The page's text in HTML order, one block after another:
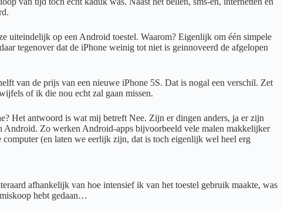
uiteindelijk op een Android toestel. Waarom? Eigenlijk om één simpele
tegenover dat de iPhone weinig tot niet is geinnoveerd de afgelopen
van de prijs van een nieuwe iPhone 5S. Dat is nogal een verschil. Zet
of ik die nou echt zal gaan missen.
Het antwoord is wat mij betreft Nee. Zijn er dingen anders, ja er zijn
Android. Zo werken Android-apps bijvoorbeeld vele malen makkelijker
(en laten we eerlijk zijn, dat is toch eigenlijk wel heel erg
afhankelijk van hoe intensief ik van het toestel gebruik maakte, was
hebt gedaan…